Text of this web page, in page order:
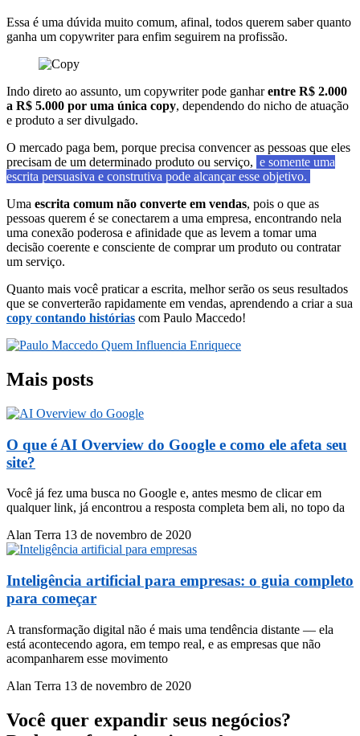
Essa é uma dúvida muito comum, afinal, todos querem saber quanto
ganha um copywriter para enfim seguirem na profissão.
Indo direto ao assunto, um copywriter pode ganharentre R$ 2.000
a R$ 5.000 por uma única copy, dependendo do nicho de atuação
e produto a ser divulgado.
O mercado paga bem, porque precisa convencer as pessoas que eles
precisam de um determinado produto ou serviço, e somente uma
escrita persuasiva e construtiva pode alcançar esse objetivo.
Uma escrita comum não converte em vendas, pois o que as
pessoas querem é se conectarem a uma empresa, encontrando nela
uma conexão poderosa e afinidade que as levem a tomar uma
decisão coerente e consciente de comprar um produto ou contratar
um serviço.
Quanto mais você praticar a escrita, melhor serão os seus resultados
que se converterão rapidamente em vendas, aprendendo a criar a sua
copy contando histórias com Paulo Maccedo!
Mais posts
O que é AI Overview do Google e como ele afeta seu
site?
Você já fez uma busca no Google e, antes mesmo de clicar em
qualquer link, já encontrou a resposta completa bem ali, no topo da
Alan Terra 13 de novembro de 2020
Inteligência artificial para empresas: o guia completo
para começar
A transformação digital não é mais uma tendência distante — ela
está acontecendo agora, em tempo real, e as empresas que não
acompanharem esse movimento
Alan Terra 13 de novembro de 2020
Você quer expandir seus negócios?